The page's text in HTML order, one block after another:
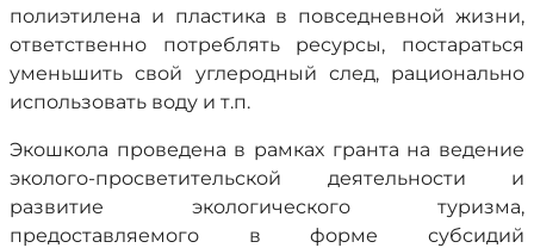
полиэтилена и пластика в повседневной жизни,
ответственно потреблять ресурсы, постараться
уменьшить свой углеродный след, рационально
использовать воду и т.п.
Экошкола проведена в рамках гранта на ведение
эколого-просветительской деятельности и
развитие экологического туризма,
предоставляемого в форме субсидий